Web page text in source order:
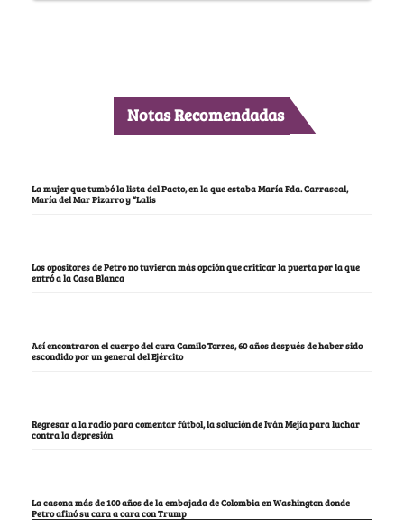
Notas Recomendadas
La mujer que tumbó la lista del Pacto, en la que estaba María Fda. Carrascal,
María del Mar Pizarro y “Lalis
Los opositores de Petro no tuvieron más opción que criticar la puerta por la que
entró a la Casa Blanca
Así encontraron el cuerpo del cura Camilo Torres, 60 años después de haber sido
escondido por un general del Ejército
Regresar a la radio para comentar fútbol, la solución de Iván Mejía para luchar
contra la depresión
La casona más de 100 años de la embajada de Colombia en Washington donde
Petro afinó su cara a cara con Trump